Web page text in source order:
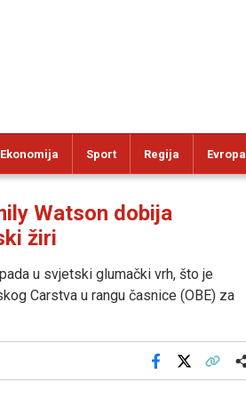
Ekonomija Sport Regija Evropa
Watson dobija
žiri
u svjetski glumački vrh, što je
Carstva u rangu časnice (OBE) za
Facebook